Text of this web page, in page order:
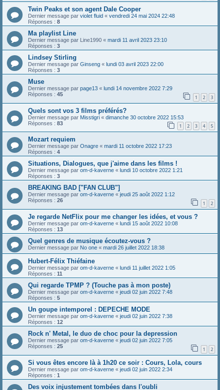
Twin Peaks et son agent Dale Cooper
Dernier message par violet fluid « vendredi 24 mai 2024 22:48
Réponses : 8
Ma playlist Line
Dernier message par Line1990 « mardi 11 avril 2023 23:10
Réponses : 3
Lindsey Stirling
Dernier message par Ginseng « lundi 03 avril 2023 22:00
Réponses : 3
Muse
Dernier message par page13 « lundi 14 novembre 2022 7:29
Réponses : 45 1 2 3
Quels sont vos 3 films préférés?
Dernier message par Misstigri « dimanche 30 octobre 2022 15:53
Réponses : 83 1 2 3 4 5
Mozart requiem
Dernier message par Onagre « mardi 11 octobre 2022 17:23
Réponses : 4
Situations, Dialogues, que j'aime dans les films !
Dernier message par om-d-kaverne « lundi 10 octobre 2022 1:21
Réponses : 3
BREAKING BAD ["FAN CLUB"]
Dernier message par om-d-kaverne « jeudi 25 août 2022 1:12
Réponses : 26 1 2
Je regarde NetFlix pour me changer les idées, et vous ?
Dernier message par om-d-kaverne « lundi 15 août 2022 10:08
Réponses : 13
Quel genres de musique écoutez-vous ?
Dernier message par No one « mardi 26 juillet 2022 18:38
Hubert-Félix Thiéfaine
Dernier message par om-d-kaverne « lundi 11 juillet 2022 1:05
Réponses : 11
Qui regarde TPMP ? (Touche pas à mon poste)
Dernier message par om-d-kaverne « jeudi 02 juin 2022 7:48
Réponses : 5
Un goupe intemporel : DEPECHE MODE
Dernier message par om-d-kaverne « jeudi 02 juin 2022 7:38
Réponses : 12
Rock n' Metal, le duo de choc pour la depression
Dernier message par om-d-kaverne « jeudi 02 juin 2022 7:05
Réponses : 25 1 2
Si vous êtes encore là à 1h20 ce soir : Cours, Lola, cours
Dernier message par om-d-kaverne « jeudi 02 juin 2022 2:34
Réponses : 1
Des voix injustement tombées dans l'oubli